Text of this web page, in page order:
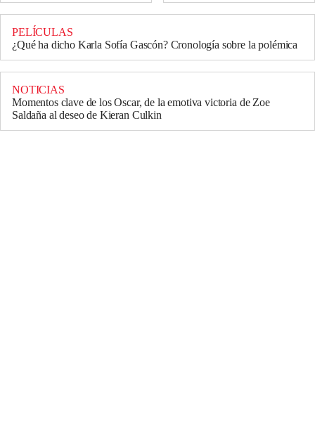
PELÍCULAS
¿Qué ha dicho Karla Sofía Gascón? Cronología sobre la polémica
NOTICIAS
Momentos clave de los Oscar, de la emotiva victoria de Zoe
Saldaña al deseo de Kieran Culkin